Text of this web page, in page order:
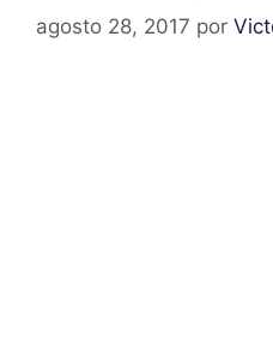
agosto 28, 2017 por